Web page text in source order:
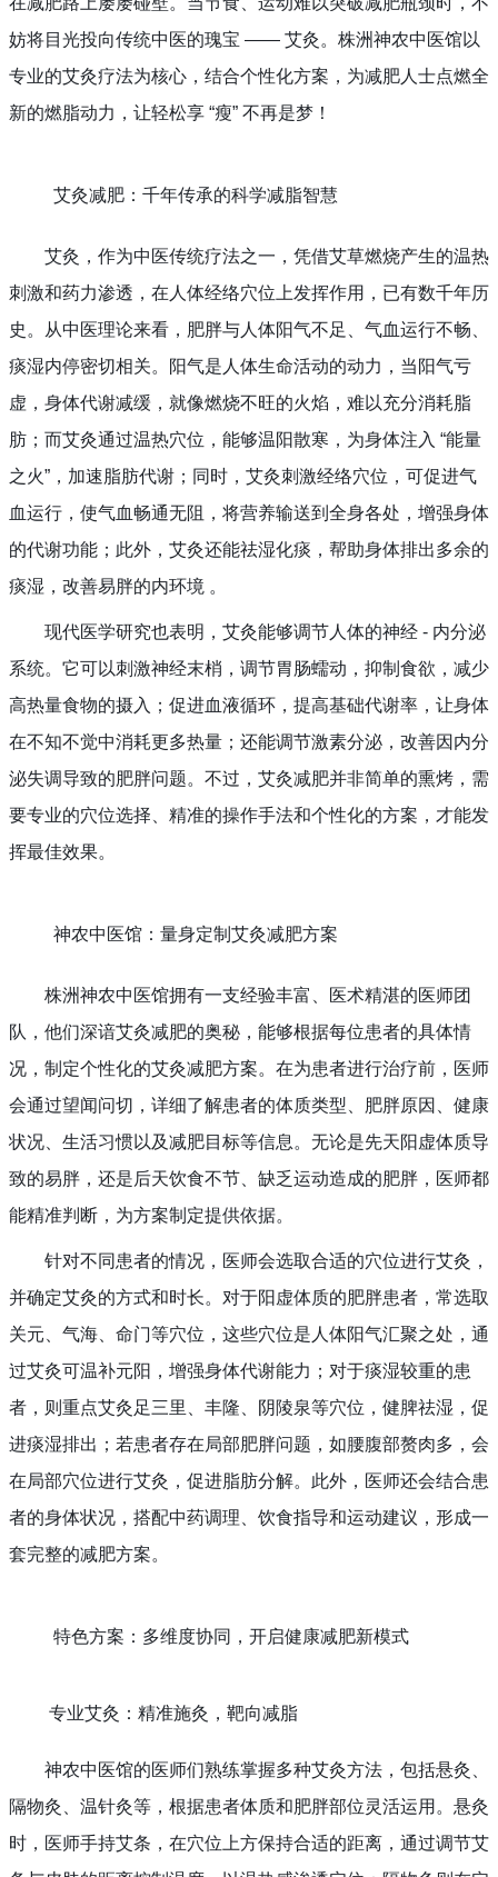
妨将目光投向传统中医的瑰宝 —— 艾灸。株洲神农中医馆以
专业的艾灸疗法为核心，结合个性化方案，为减肥人士点燃全
新的燃脂动力，让轻松享 “瘦” 不再是梦！
艾灸减肥：千年传承的科学减脂智慧
艾灸，作为中医传统疗法之一，凭借艾草燃烧产生的温热
刺激和药力渗透，在人体经络穴位上发挥作用，已有数千年历
史。从中医理论来看，肥胖与人体阳气不足、气血运行不畅、
痰湿内停密切相关。阳气是人体生命活动的动力，当阳气亏
虚，身体代谢减缓，就像燃烧不旺的火焰，难以充分消耗脂
肪；而艾灸通过温热穴位，能够温阳散寒，为身体注入 “能量
之火”，加速脂肪代谢；同时，艾灸刺激经络穴位，可促进气
血运行，使气血畅通无阻，将营养输送到全身各处，增强身体
的代谢功能；此外，艾灸还能祛湿化痰，帮助身体排出多余的
痰湿，改善易胖的内环境 。
现代医学研究也表明，艾灸能够调节人体的神经 - 内分泌
系统。它可以刺激神经末梢，调节胃肠蠕动，抑制食欲，减少
高热量食物的摄入；促进血液循环，提高基础代谢率，让身体
在不知不觉中消耗更多热量；还能调节激素分泌，改善因内分
泌失调导致的肥胖问题。不过，艾灸减肥并非简单的熏烤，需
要专业的穴位选择、精准的操作手法和个性化的方案，才能发
挥最佳效果。
神农中医馆：量身定制艾灸减肥方案
株洲神农中医馆拥有一支经验丰富、医术精湛的医师团
队，他们深谙艾灸减肥的奥秘，能够根据每位患者的具体情
况，制定个性化的艾灸减肥方案。在为患者进行治疗前，医师
会通过望闻问切，详细了解患者的体质类型、肥胖原因、健康
状况、生活习惯以及减肥目标等信息。无论是先天阳虚体质导
致的易胖，还是后天饮食不节、缺乏运动造成的肥胖，医师都
能精准判断，为方案制定提供依据。
针对不同患者的情况，医师会选取合适的穴位进行艾灸，
并确定艾灸的方式和时长。对于阳虚体质的肥胖患者，常选取
关元、气海、命门等穴位，这些穴位是人体阳气汇聚之处，通
过艾灸可温补元阳，增强身体代谢能力；对于痰湿较重的患
者，则重点艾灸足三里、丰隆、阴陵泉等穴位，健脾祛湿，促
进痰湿排出；若患者存在局部肥胖问题，如腰腹部赘肉多，会
在局部穴位进行艾灸，促进脂肪分解。此外，医师还会结合患
者的身体状况，搭配中药调理、饮食指导和运动建议，形成一
套完整的减肥方案。
特色方案：多维度协同，开启健康减肥新模式
专业艾灸：精准施灸，靶向减脂
神农中医馆的医师们熟练掌握多种艾灸方法，包括悬灸、
隔物灸、温针灸等，根据患者体质和肥胖部位灵活运用。悬灸
时，医师手持艾条，在穴位上方保持合适的距离，通过调节艾